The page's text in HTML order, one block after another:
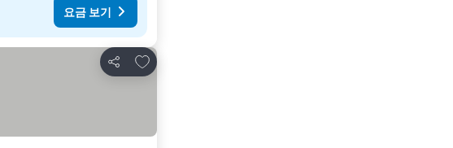
요금 보기
공유
즐겨찾기에 추가